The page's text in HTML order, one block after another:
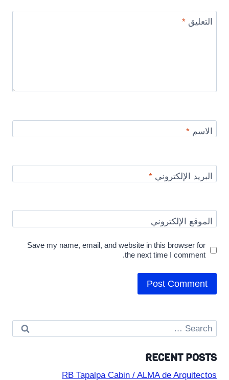
التعليق*
الاسم*
البريد الإلكتروني*
الموقع الإلكتروني
Save my name, email, and website in this browser for
the next time I comment.
Search
for:
RECENT POSTS
RB Tapalpa Cabin / ALMA de Arquitectos